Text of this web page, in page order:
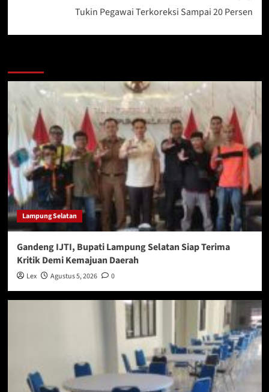
Tukin Pegawai Terkoreksi Sampai 20 Persen
Lampung Selatan
Gandeng IJTI, Bupati Lampung Selatan Siap Terima
Kritik Demi Kemajuan Daerah
Lex Agustus 5, 2026 0